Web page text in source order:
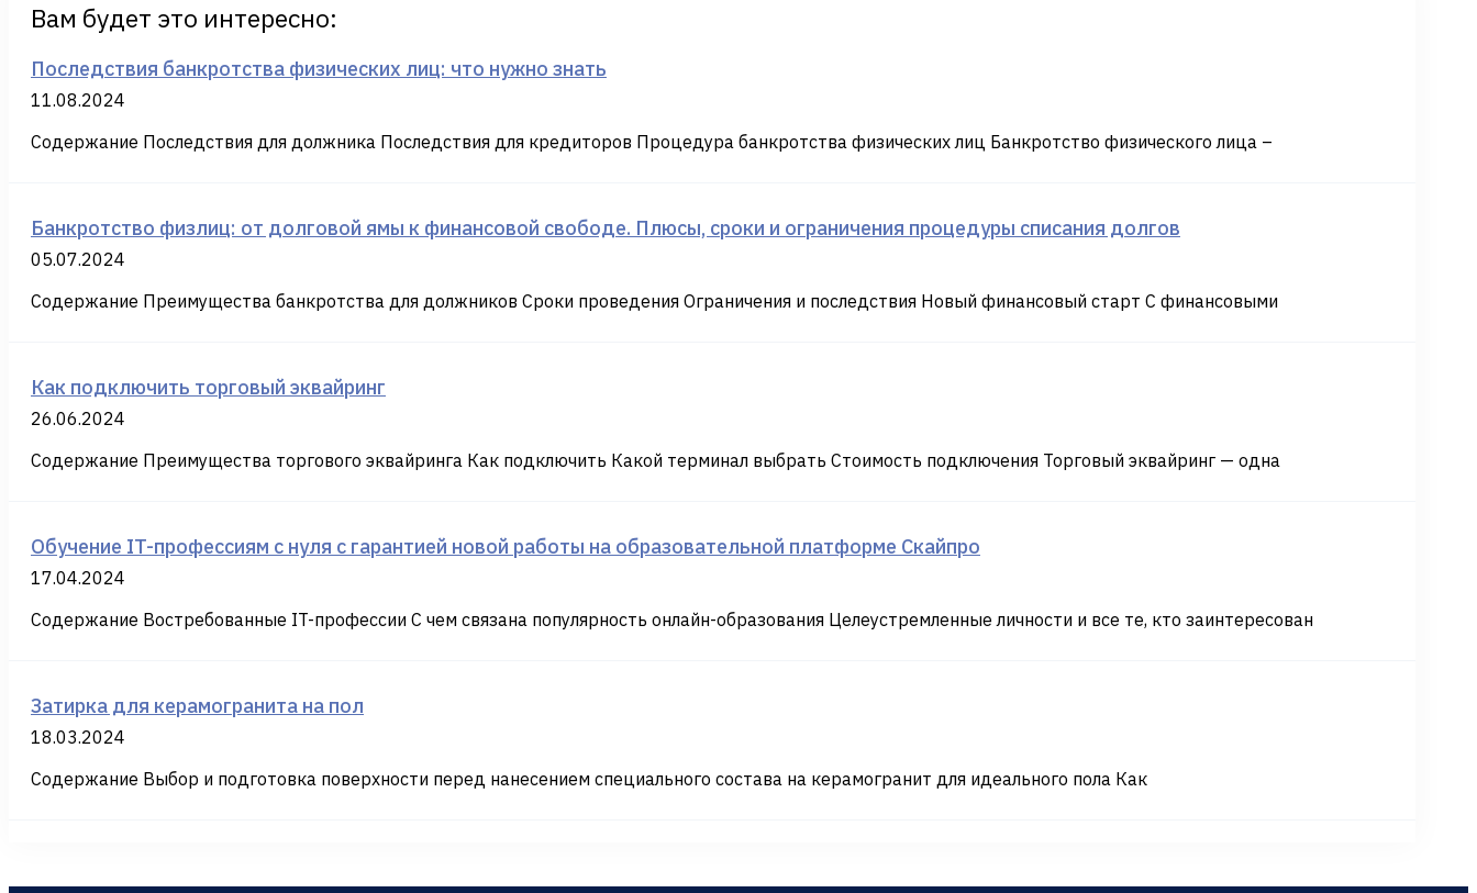
Вам будет это интересно:
Последствия банкротства физических лиц: что нужно знать
11.08.2024
Содержание Последствия для должника Последствия для кредиторов Процедура банкротства физических лиц Банкротство физического лица –
Банкротство физлиц: от долговой ямы к финансовой свободе. Плюсы, сроки и ограничения процедуры списания долгов
05.07.2024
Содержание Преимущества банкротства для должников Сроки проведения Ограничения и последствия Новый финансовый старт С финансовыми
Как подключить торговый эквайринг
26.06.2024
Содержание Преимущества торгового эквайринга Как подключить Какой терминал выбрать Стоимость подключения Торговый эквайринг — одна
Обучение IT-профессиям с нуля с гарантией новой работы на образовательной платформе Скайпро
17.04.2024
Содержание Востребованные IT-профессии С чем связана популярность онлайн-образования Целеустремленные личности и все те, кто заинтересован
Затирка для керамогранита на пол
18.03.2024
Содержание Выбор и подготовка поверхности перед нанесением специального состава на керамогранит для идеального пола Как